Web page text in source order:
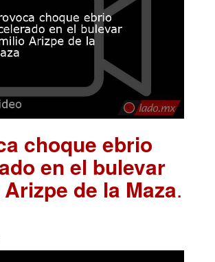
choque ebrio
en el bulevar
de la Maza.